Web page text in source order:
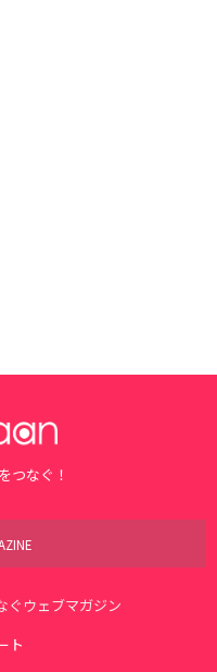
つなぐ！
ぐウェブマガジン
ト